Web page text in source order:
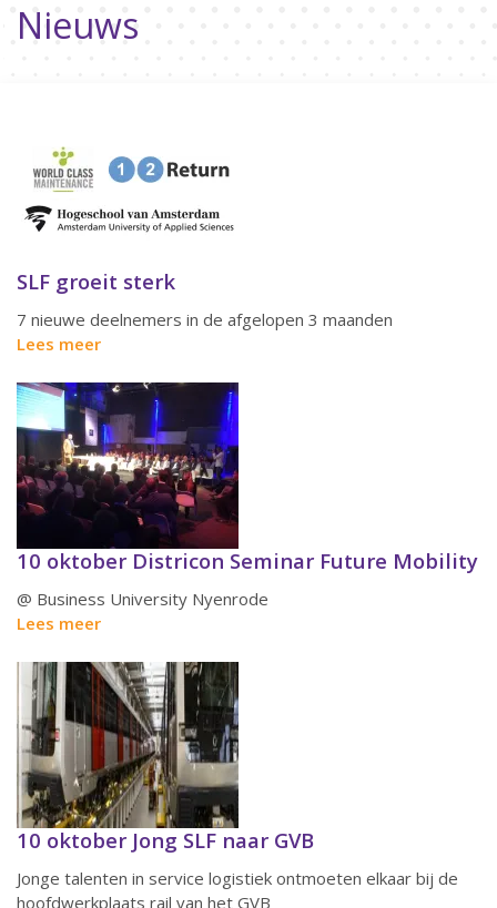
Nieuws
SLF groeit sterk
7 nieuwe deelnemers in de afgelopen 3 maanden
Lees meer
10 oktober Districon Seminar Future Mobility
@ Business University Nyenrode
Lees meer
10 oktober Jong SLF naar GVB
Jonge talenten in service logistiek ontmoeten elkaar bij de
hoofdwerkplaats rail van het GVB